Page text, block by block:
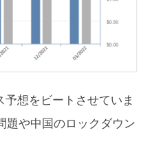
想をビートさせていま
題や中国のロックダウン